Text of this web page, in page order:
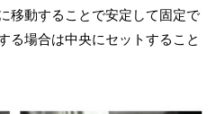
移動することで安定して固定で
る場合は中央にセットすること